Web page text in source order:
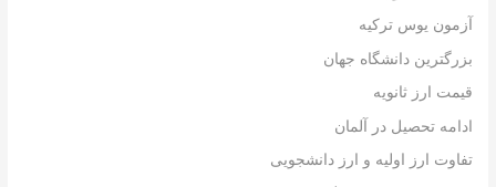
آزمون یوس ترکیه
بزرگترین دانشگاه جهان
قیمت ارز ثانویه
ادامه تحصیل در آلمان
تفاوت ارز اولیه و ارز دانشجویی